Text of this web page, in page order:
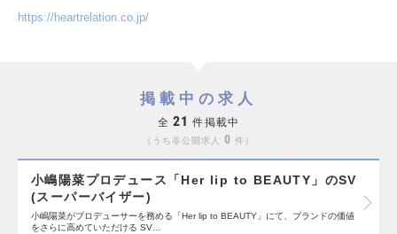
https://heartrelation.co.jp/
掲載中の求人
全 21 件掲載中
うち非公開求人 0 件
小嶋陽菜プロデュース「Her lip to BEAUTY」のSV
(スーパーバイザー)
小嶋陽菜がプロデューサーを務める「Her lip to BEAUTY」にて、ブランドの価値
をさらに高めていただける SV…